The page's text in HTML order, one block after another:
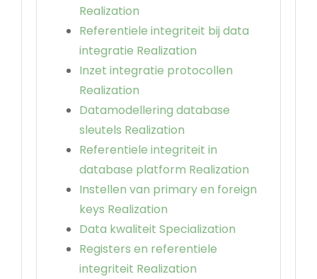
Realization
Referentiele integriteit bij data
integratie Realization
Inzet integratie protocollen
Realization
Datamodellering database
sleutels Realization
Referentiele integriteit in
database platform Realization
Instellen van primary en foreign
keys Realization
Data kwaliteit Specialization
Registers en referentiele
integriteit Realization